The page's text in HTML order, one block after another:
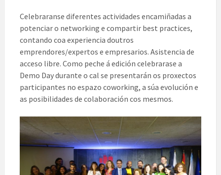
Celebraranse diferentes actividades encamiñadas a
potenciar o networking e compartir best practices,
contando coa experiencia doutros
emprendores/expertos e empresarios. Asistencia de
acceso libre. Como peche á edición celebrarase a
Demo Day durante o cal se presentarán os proxectos
participantes no espazo coworking, a súa evolución e
as posibilidades de colaboración cos mesmos.